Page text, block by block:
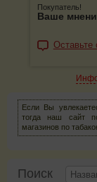
Покупатель!
Ваше
Оставьте
Если Вы
тогда наш сайт
магазинов по
Поиск